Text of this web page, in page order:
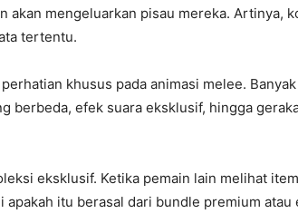
akan mengeluarkan pisau mereka. Artinya,
tertentu.
khusus pada animasi melee.
berbeda, efek suara eksklusif, hingga
eksklusif. Ketika pemain lain melihat
itu berasal dari bundle premium atau